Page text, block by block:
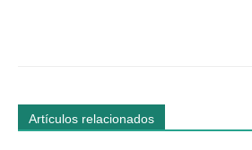
Artículos relacionados